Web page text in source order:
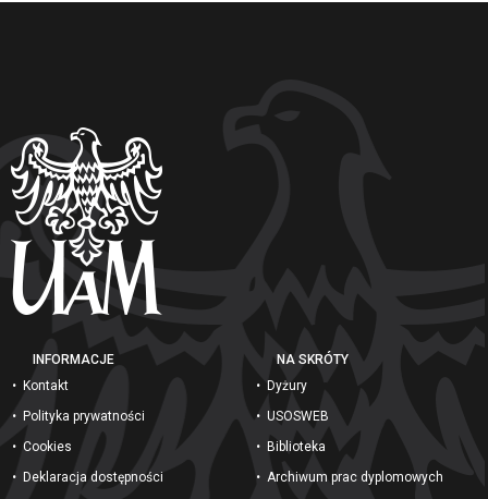
INFORMACJE
Kontakt
Polityka prywatności
Cookies
Deklaracja dostępności
NA SKRÓTY
Dyżury
USOSWEB
Biblioteka
Archiwum prac dyplomowych